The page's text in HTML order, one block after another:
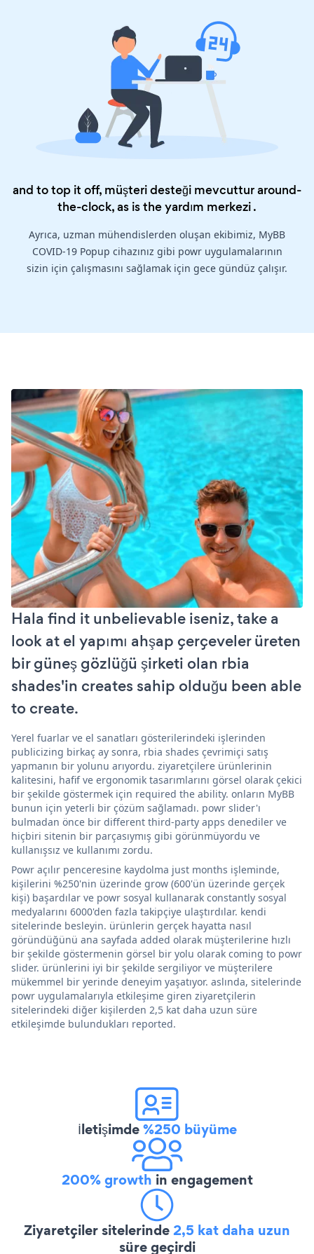
and to top it off, müşteri desteği mevcuttur around-
the-clock, as is theyardım merkezi.
Ayrıca, uzman mühendislerden oluşan ekibimiz, MyBB
COVID-19 Popup cihazınız gibi powr uygulamalarının
sizin için çalışmasını sağlamak için gece gündüz çalışır.
Hala find it unbelievable iseniz, take a
look at el yapımı ahşap çerçeveler üreten
bir güneş gözlüğü şirketi olan rbia
shades'in creates sahip olduğu been able
to create.
Yerel fuarlar ve el sanatları gösterilerindeki işlerinden
publicizing birkaç ay sonra, rbia shades çevrimiçi satış
yapmanın bir yolunu arıyordu. ziyaretçilere ürünlerinin
kalitesini, hafif ve ergonomik tasarımlarını görsel olarak çekici
bir şekilde göstermek için required the ability. onların MyBB
bunun için yeterli bir çözüm sağlamadı. powr slider'ı
bulmadan önce bir different third-party apps denediler ve
hiçbiri sitenin bir parçasıymış gibi görünmüyordu ve
kullanışsız ve kullanımı zordu.
Powr açılır penceresine kaydolma just months işleminde,
kişilerini %250'nin üzerinde grow (600'ün üzerinde gerçek
kişi) başardılar ve powr sosyal kullanarak constantly sosyal
medyalarını 6000'den fazla takipçiye ulaştırdılar. kendi
sitelerinde besleyin. ürünlerin gerçek hayatta nasıl
göründüğünü ana sayfada added olarak müşterilerine hızlı
bir şekilde göstermenin görsel bir yolu olarak coming to powr
slider. ürünlerini iyi bir şekilde sergiliyor ve müşterilere
mükemmel bir yerinde deneyim yaşatıyor. aslında, sitelerinde
powr uygulamalarıyla etkileşime giren ziyaretçilerin
sitelerindeki diğer kişilerden 2,5 kat daha uzun süre
etkileşimde bulundukları reported.
İletişimde%250 büyüme
200% growth in engagement
Ziyaretçiler sitelerinde2,5 kat daha uzun
süre geçirdi